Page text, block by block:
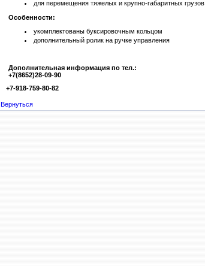
для перемещения тяжелых и крупно-габаритных грузов.
Особенности:
укомплектованы буксировочным кольцом
дополнительный ролик на ручке управления
Дополнительная информация по тел.:
+7(8652)28-09-90
+7-918-759-80-82
Вернуться